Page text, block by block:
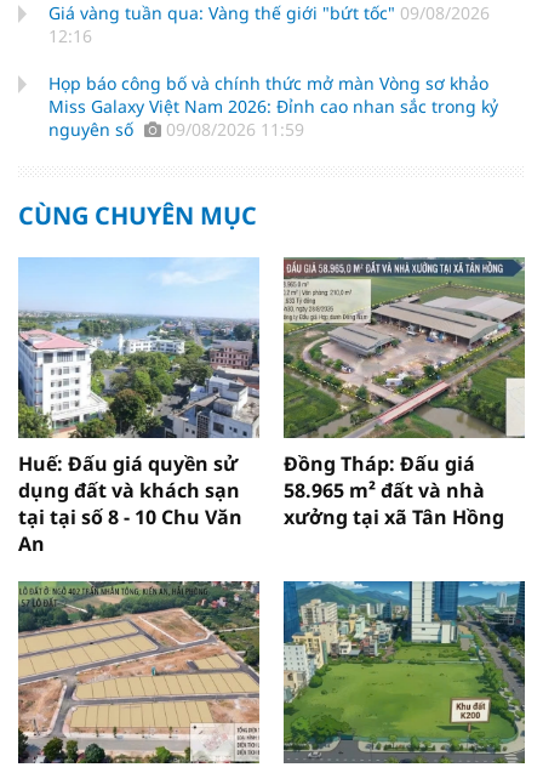
Giá vàng tuần qua: Vàng thế giới "bứt tốc" 09/08/2026
12:16
Họp báo công bố và chính thức mở màn Vòng sơ khảo
Miss Galaxy Việt Nam 2026: Đỉnh cao nhan sắc trong kỷ
nguyên số
09/08/2026 11:59
CÙNG CHUYÊN MỤC
Huế: Đấu giá quyền sử
dụng đất và khách sạn
tại tại số 8 - 10 Chu Văn
An
Đồng Tháp: Đấu giá
58.965 m² đất và nhà
xưởng tại xã Tân Hồng